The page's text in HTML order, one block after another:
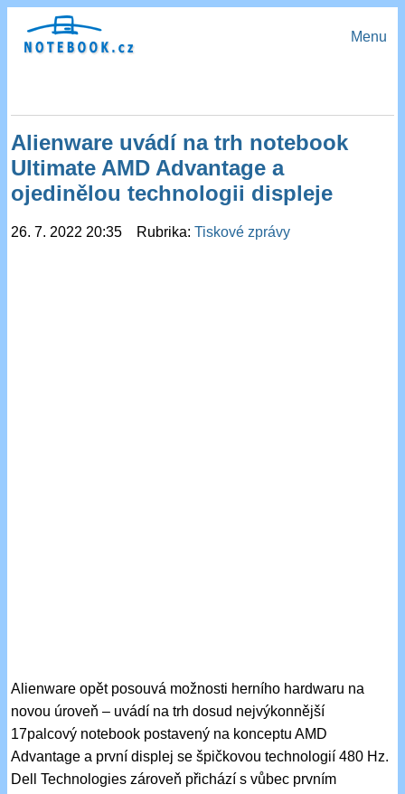
Menu
Alienware uvádí na trh notebook
Ultimate AMD Advantage a
ojedinělou technologii displeje
26. 7. 2022 20:35 Rubrika:Tiskové zprávy
Alienware opět posouvá možnosti herního hardwaru na
novou úroveň – uvádí na trh dosud nejvýkonnější
17palcový notebook postavený na konceptu AMD
Advantage a první displej se špičkovou technologií 480 Hz.
Dell Technologies zároveň přichází s vůbec prvním